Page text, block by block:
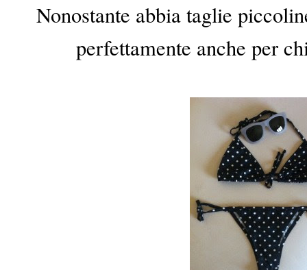
Nonostante abbia taglie
perfettamente anche per